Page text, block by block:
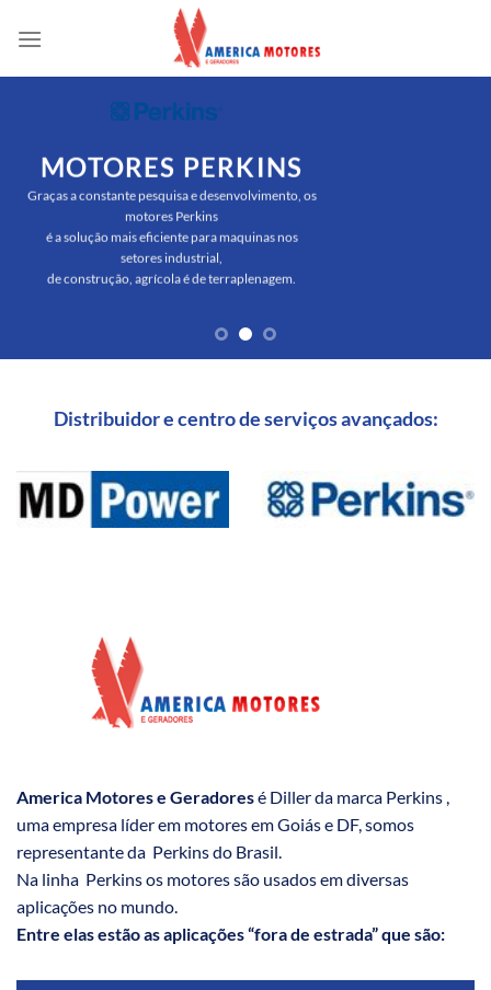
MOTORES PERKINS
Graças a constante pesquisa e desenvolvimento, os
motores Perkins
é a solução mais eficiente para maquinas nos
setores industrial,
de construção, agrícola é de terraplenagem.
Distribuidor e centro de serviços avançados:
America Motores e Geradoresé Diller da marca Perkins ,
uma empresa líder em motores em Goiás e DF, somos
representante da Perkins do Brasil.
Na linha Perkins os motores são usados em diversas
aplicações no mundo.
Entre elas estão as aplicações “fora de estrada” que são: